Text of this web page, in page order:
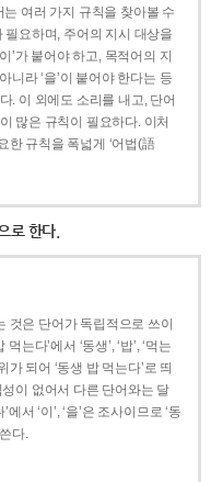
는 여러 가지 규칙을 찾아볼 수
필요하며, 주어의 지시 대상을
’가 붙어야 하고, 목적어의 지
니라 ‘을’이 붙어야 한다는 등
. 이 외에도 소리를 내고, 단어
많은 규칙이 필요하다. 이처
한 규칙을 폭넓게 ‘어법(語
로 한다.
것은 단어가 독립적으로 쓰이
는다’에서 ‘동생’, ‘밥’, ‘먹는
되어 ‘동생 밥 먹는다’로 띄
이 없어서 다른 단어와는 달
서 ‘이’, ‘을’은 조사이므로 ‘동
다.